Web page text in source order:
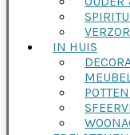
IN HUIS